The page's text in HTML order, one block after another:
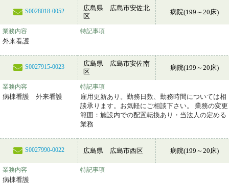
S0028018-0052
広島県 広島市安佐北
区
病院(199～20床)
業務内容
外来看護
特記事項
S0027915-0023
広島県 広島市安佐南
区
病院(199～20床)
業務内容
病棟看護 外来看護
特記事項
雇用更新あり。勤務日数、勤務時間については相
談承ります。お気軽にご相談下さい。 業務の変更
範囲：施設内での配置転換あり・当法人の定める
業務
S0027990-0022 広島県 広島市西区 病院(199～20床)
業務内容
病棟看護
特記事項